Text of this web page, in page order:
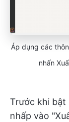
Áp dụng các
nhấn
Trước khi bật
nhấp vào